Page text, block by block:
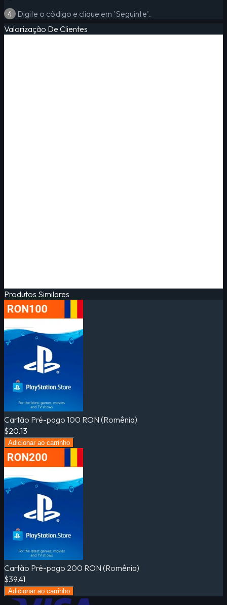
4 Digite o código e clique em 'Seguinte'.
Valorização De Clientes
Produtos Similares
Cartão Pré-pago 100 RON (Romênia)
$20.13
Adicionar ao carrinho
Cartão Pré-pago 200 RON (Romênia)
$39.41
Adicionar ao carrinho